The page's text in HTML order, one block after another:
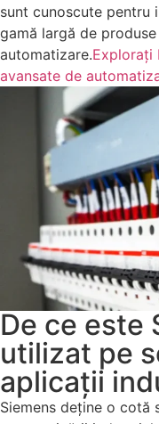
sunt cunoscute pentru
gamă largă de
automatizare.Explorați
avansate de
De ce este
utilizat pe
aplicații
Siemens deține o cotă